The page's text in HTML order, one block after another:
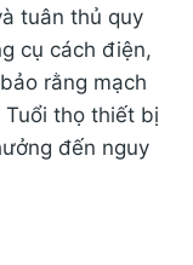
tuân thủ quy
cụ cách điện,
rằng mạch
thọ thiết bị
đến nguy